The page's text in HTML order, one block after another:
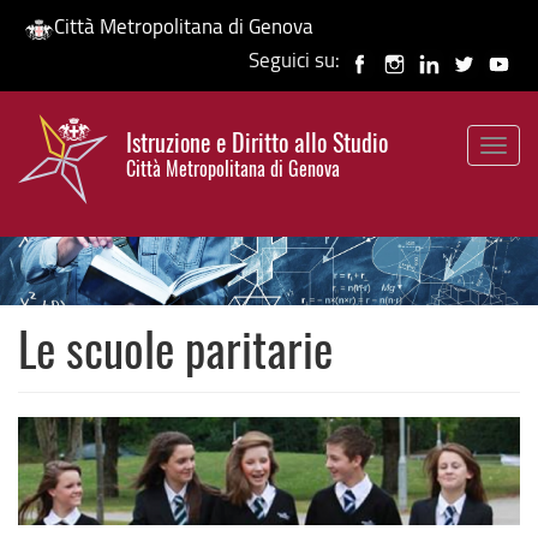
Salta
contenuto
principale
Città Metropolitana di Genova
Seguici su:
Istruzione e Diritto allo Studio
Città Metropolitana di Genova
HP banner
Le scuole paritarie